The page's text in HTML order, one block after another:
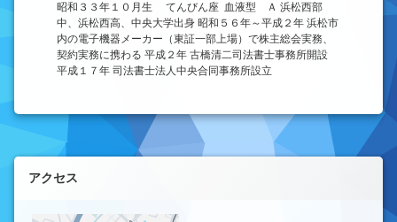
昭和３３年１０月生 てんびん座 血液型 Ａ 浜松西部
中、浜松西高、中央大学出身 昭和５６年～平成２年 浜松市
内の電子機器メーカー（東証一部上場）で株主総会実務、
契約実務に携わる 平成２年 古橋清二司法書士事務所開設
平成１７年 司法書士法人中央合同事務所設立
左サイドバー
アクセス